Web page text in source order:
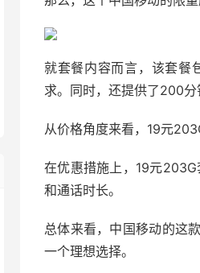
就套餐内容而言，该套餐
求。同时，还提供了200分
从价格角度来看，19元
在优惠措施上，19元
和通话时长。
总体来看，中国移动的这
一个理想选择。